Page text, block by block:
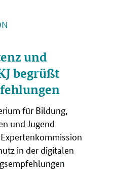
und
begrüßt
für Bildung,
und Jugend
in der digitalen